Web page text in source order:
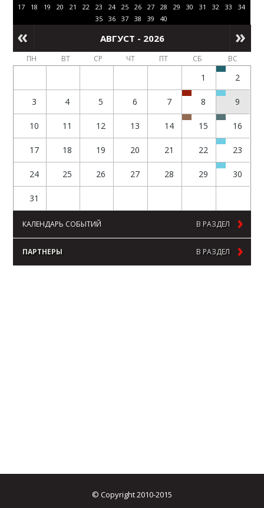
17
18 19 20 21 22 23 24 25 26 27 28 29 30 31 32 33
34
35
36 37 38 39 40
АВГУСТ - 2026
ПН ВТ СР ЧТ ПТ СБ ВС
1 2
3 4 5 6 7 8 9
10 11 12 13 14 15 16
17 18 19 20 21 22 23
24 25 26 27 28 29 30
31
КАЛЕНДАРЬ СОБЫТИЙ В РАЗДЕЛ
ПАРТНЕРЫ В РАЗДЕЛ
© Copyright 2010-2015